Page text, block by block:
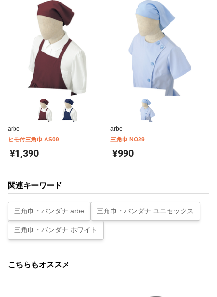
arbe
ヒモ付三角巾 AS09
¥1,390
arbe
三角巾 NO29
¥990
関連キーワード
三角巾・バンダナ arbe 三角巾・バンダナ ユニセックス
三角巾・バンダナ ホワイト
こちらもオススメ